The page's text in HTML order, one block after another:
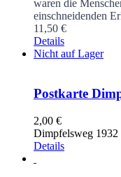
waren die
einschneidenden
11,50 €
Details
Nicht auf Lager
Postkarte
2,00 €
Dimpfelsweg
Details